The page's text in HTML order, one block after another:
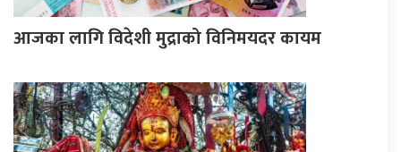
आजका लागि विदेशी मुद्राको विनिमयदर कायम